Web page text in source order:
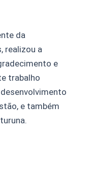
da
realizou a
e
trabalho
e também